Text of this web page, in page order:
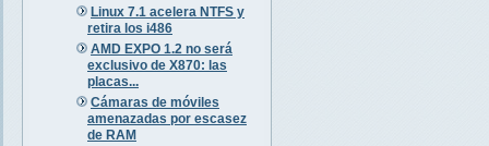
Linux 7.1 acelera NTFS y
retira los i486
AMD EXPO 1.2 no será
exclusivo de X870: las
placas...
Cámaras de móviles
amenazadas por escasez
de RAM